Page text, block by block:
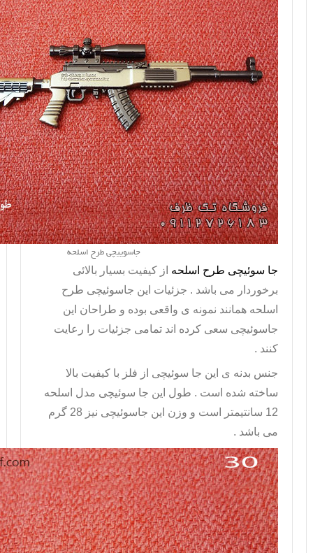
جاسوییچی طرح اسلحه
جا سوئیچی طرح اسلحه از کیفیت بسیار بالائی
برخوردار می باشد . جزئیات این جاسوئیچی طرح
اسلحه همانند نمونه ی واقعی بوده و طراحان این
جاسوئیچی سعی کرده اند تمامی جزئیات را رعایت
کنند .
جنس بدنه ی این جا سوئیچی از فلز با کیفیت بالا
ساخته شده است . طول این جا سوئیچی مدل اسلحه
12 سانتیمتر است و وزن این جاسوئیچی نیز 28 گرم
می باشد .